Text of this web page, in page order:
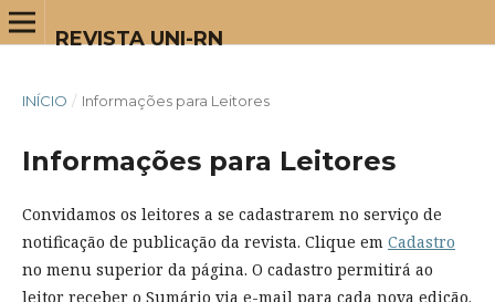
REVISTA UNI-RN
INÍCIO / Informações para Leitores
Informações para Leitores
Convidamos os leitores a se cadastrarem no serviço de
notificação de publicação da revista. Clique em Cadastro
no menu superior da página. O cadastro permitirá ao
leitor receber o Sumário via e-mail para cada nova edição.